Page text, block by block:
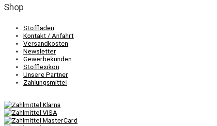
Shop
Stoffladen
Kontakt / Anfahrt
Versandkosten
Newsletter
Gewerbekunden
Stofflexikon
Unsere Partner
Zahlungsmittel